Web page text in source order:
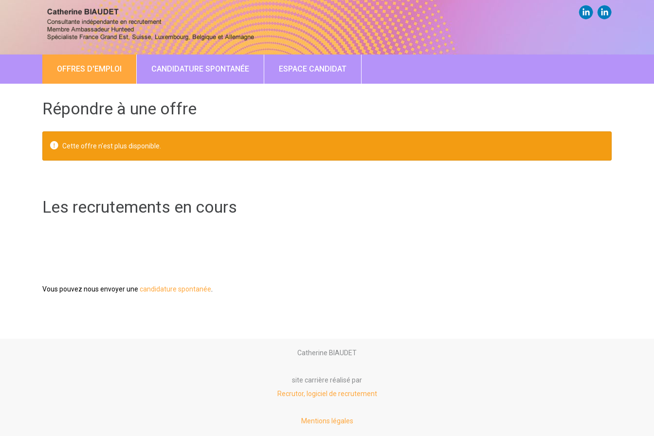
OFFRES D'EMPLOI CANDIDATURE SPONTANÉE ESPACE CANDIDAT
Répondre à une offre
Cette offre n'est plus disponible.
Les recrutements en cours
Vous pouvez nous envoyer une candidature spontanée
Catherine BIAUDET
site carrière réalisé par
Recrutor, logiciel de recrutement
Mentions légales